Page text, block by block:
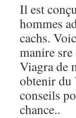
Il est
hommes
cachs.
manire
Viagra de
obtenir du
conseils
chance..